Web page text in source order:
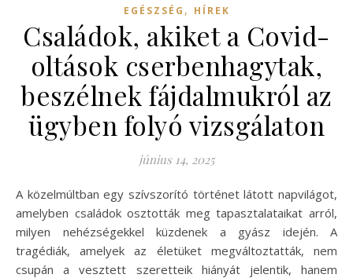
EGÉSZSÉG , HÍREK
Családok, akiket a Covid-
oltások cserbenhagytak,
beszélnek fájdalmukról az
ügyben folyó vizsgálaton
június 14, 2025
A közelmúltban egy szívszorító történet látott napvilágot,
amelyben családok osztották meg tapasztalataikat arról,
milyen nehézségekkel küzdenek a gyász idején. A
tragédiák, amelyek az életüket megváltoztatták, nem
csupán a vesztett szeretteik hiányát jelentik, hanem